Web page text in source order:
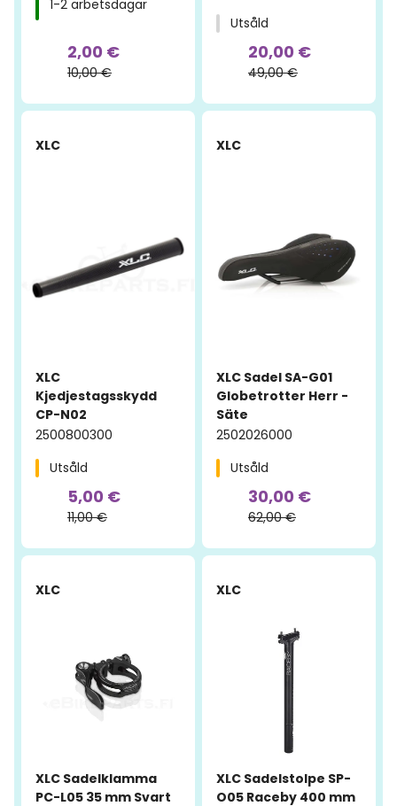
1-2 arbetsdagar
2,00 €
10,00 €
Utsåld
20,00 €
49,00 €
XLC
-55%
XLC
Kjedjestagsskydd
CP-N02
2500800300
Utsåld
5,00 €
11,00 €
XLC
-52%
XLC Sadel SA-G01
Globetrotter Herr -
Säte
2502026000
Utsåld
30,00 €
62,00 €
XLC
-53%
XLC Sadelklamma
PC-L05 35 mm Svart
XLC
-54%
XLC Sadelstolpe SP-
O05 Raceby 400 mm